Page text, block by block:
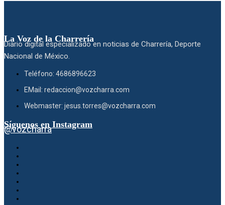
La Voz de la Charrería
Diario digital especializado en noticias de Charrería, Deporte
Nacional de México.
Teléfono: 4686896623
EMail: redaccion@vozcharra.com
Webmaster: jesus.torres@vozcharra.com
Síguenos en Instagram
@vozcharra